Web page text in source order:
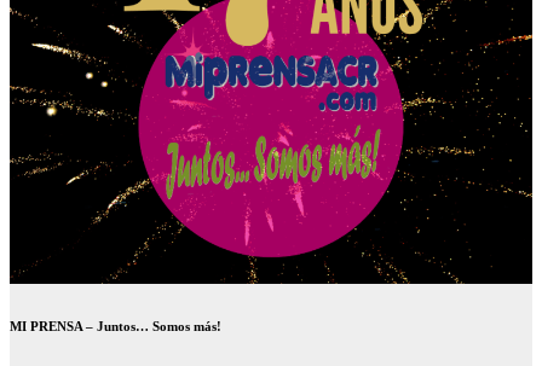
MI PRENSA – Juntos… Somos más!